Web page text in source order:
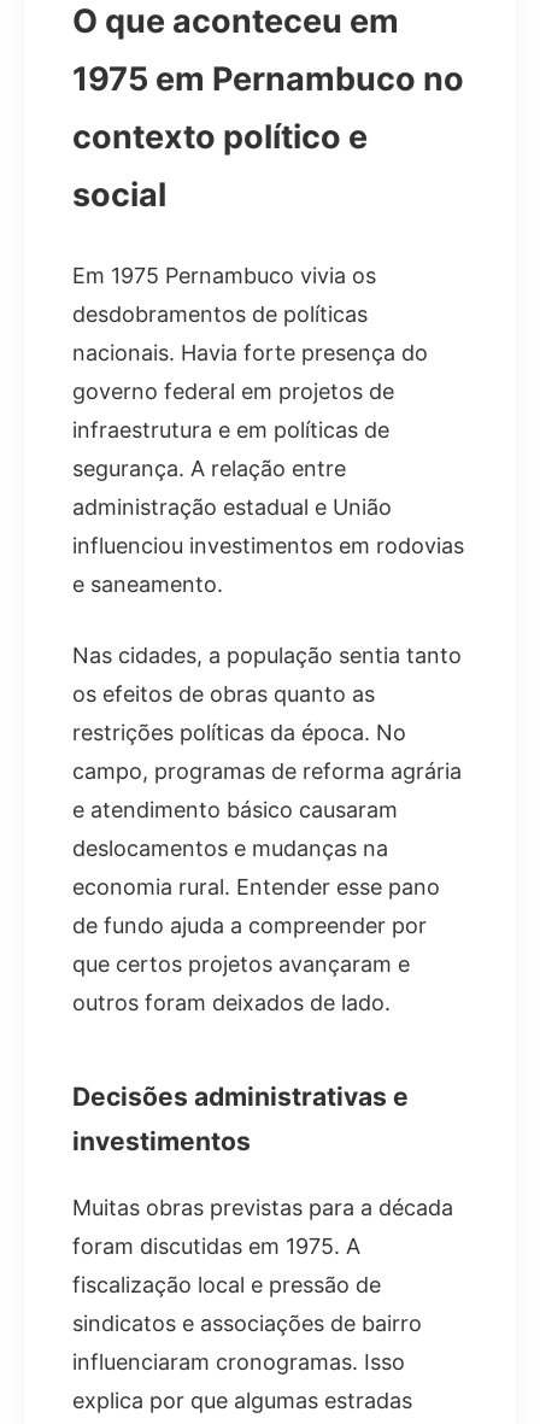
O que aconteceu em
1975 em Pernambuco no
contexto político e
social
Em 1975 Pernambuco vivia os
desdobramentos de políticas
nacionais. Havia forte presença do
governo federal em projetos de
infraestrutura e em políticas de
segurança. A relação entre
administração estadual e União
influenciou investimentos em rodovias
e saneamento.
Nas cidades, a população sentia tanto
os efeitos de obras quanto as
restrições políticas da época. No
campo, programas de reforma agrária
e atendimento básico causaram
deslocamentos e mudanças na
economia rural. Entender esse pano
de fundo ajuda a compreender por
que certos projetos avançaram e
outros foram deixados de lado.
Decisões administrativas e
investimentos
Muitas obras previstas para a década
foram discutidas em 1975. A
fiscalização local e pressão de
sindicatos e associações de bairro
influenciaram cronogramas. Isso
explica por que algumas estradas